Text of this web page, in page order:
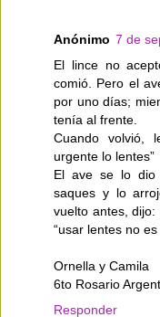
Anónimo 7 de
El lince no
comió. Pero el
por uno días;
tenía al frente.
Cuando volvió,
urgente lo lentes”
El ave se lo dio
saques y lo
vuelto antes,
“usar lentes no es
Ornella y Camila
6to Rosario
Responder